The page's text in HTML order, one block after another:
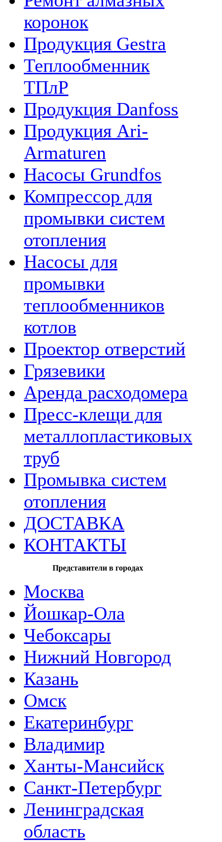
коронок
Продукция Gestra
Теплообменник
ТПлР
Продукция Danfoss
Продукция Ari-
Armaturen
Насосы Grundfos
Компрессор для
промывки систем
отопления
Насосы для
промывки
теплообменников
котлов
Проектор отверстий
Грязевики
Аренда расходомера
Пресс-клещи для
металлопластиковых
труб
Промывка систем
отопления
ДОСТАВКА
КОНТАКТЫ
Представители в городах
Москва
Йошкар-Ола
Чебоксары
Нижний Новгород
Казань
Омск
Екатеринбург
Владимир
Ханты-Мансийск
Санкт-Петербург
Ленинградская
область